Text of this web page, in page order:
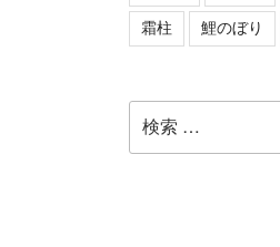
霜柱 鯉のぼり
索: